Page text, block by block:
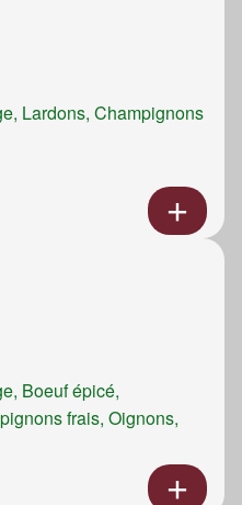
Lardons, Champignons
Boeuf épicé,
frais, Oignons,